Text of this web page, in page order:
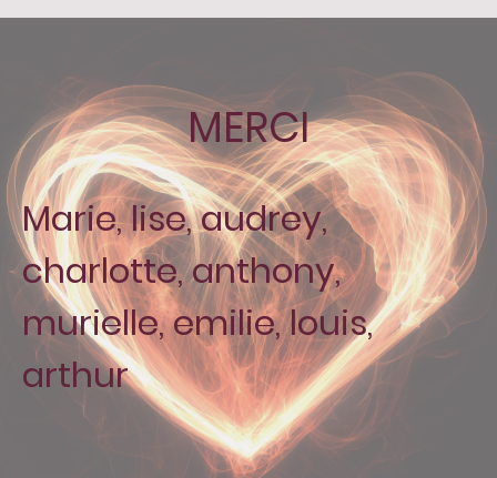
MERCI
Marie, lise, audrey,
charlotte, anthony,
murielle, emilie, louis,
arthur